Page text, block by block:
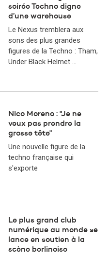
soirée Techno digne
d’une warehouse
Le Nexus tremblera aux
sons des plus grandes
figures de la Techno : Tham,
Under Black Helmet …
Nico Moreno : "Je ne
veux pas prendre la
grosse tête"
Une nouvelle figure de la
techno française qui
s'exporte
​Le plus grand club
numérique au monde se
lance en soutien à la
scène berlinoise